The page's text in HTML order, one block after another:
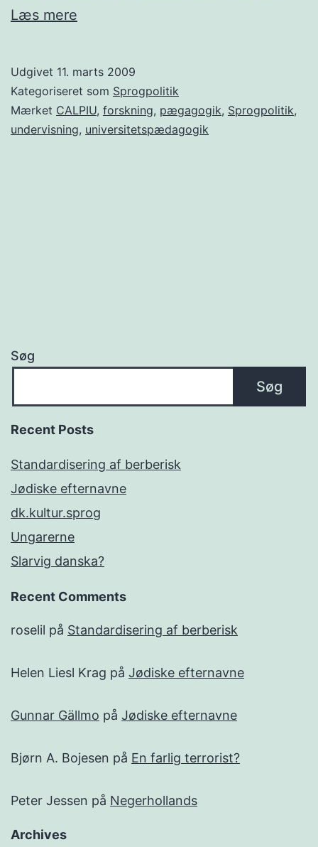
Læs mere
og
sproglige
praksisser
Udgivet 11. marts 2009
Kategoriseret som Sprogpolitik
Mærket CALPIU, forskning, pægagogik, Sprogpolitik,
undervisning, universitetspædagogik
Søg
Søg
Recent Posts
Standardisering af berberisk
Jødiske efternavne
dk.kultur.sprog
Ungarerne
Slarvig danska?
Recent Comments
roselil på Standardisering af berberisk
Helen Liesl Krag på Jødiske efternavne
Gunnar Gällmo på Jødiske efternavne
Bjørn A. Bojesen på En farlig terrorist?
Peter Jessen på Negerhollands
Archives